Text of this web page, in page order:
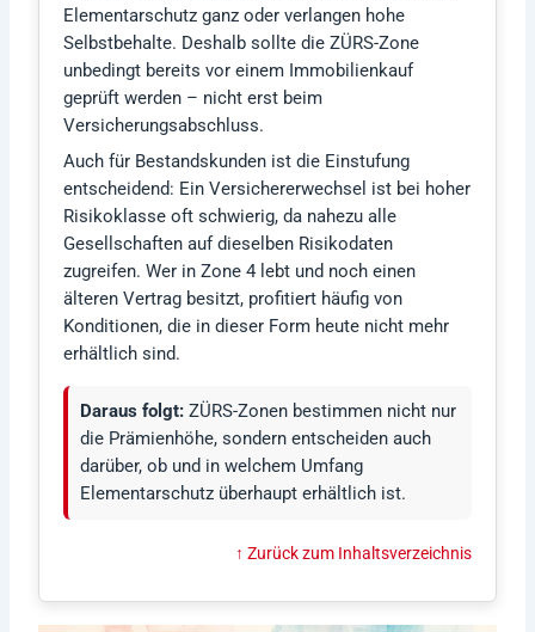
Elementarschutz ganz oder verlangen hohe
Selbstbehalte. Deshalb sollte die ZÜRS-Zone
unbedingt bereits vor einem Immobilienkauf
geprüft werden – nicht erst beim
Versicherungsabschluss.
Auch für Bestandskunden ist die Einstufung
entscheidend: Ein Versichererwechsel ist bei hoher
Risikoklasse oft schwierig, da nahezu alle
Gesellschaften auf dieselben Risikodaten
zugreifen. Wer in Zone 4 lebt und noch einen
älteren Vertrag besitzt, profitiert häufig von
Konditionen, die in dieser Form heute nicht mehr
erhältlich sind.
Daraus folgt: ZÜRS-Zonen bestimmen nicht nur
die Prämienhöhe, sondern entscheiden auch
darüber, ob und in welchem Umfang
Elementarschutz überhaupt erhältlich ist.
↑ Zurück zum Inhaltsverzeichnis